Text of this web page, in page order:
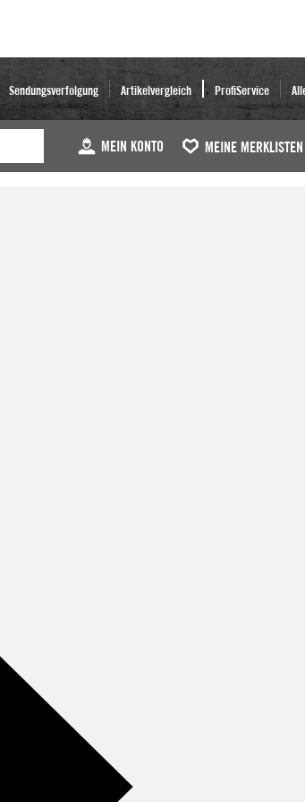
Sendungsverfolgung Artikelvergleich ProfiService
MEIN KONTO MEINE MERKLISTEN